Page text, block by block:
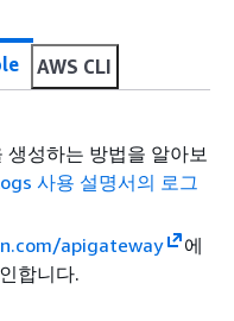
AWS CLI
생성하는 방법을 알아보
사용 설명서의 로그
apigateway
에
합니다.